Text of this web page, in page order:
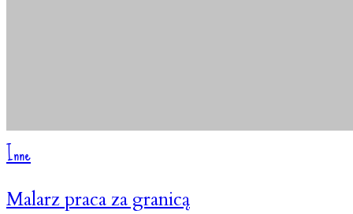
Inne
Malarz praca za granicą